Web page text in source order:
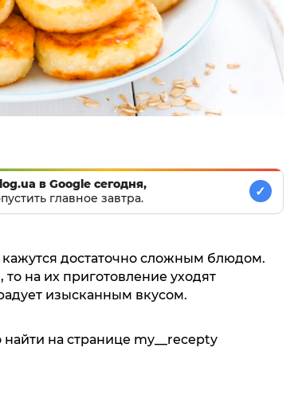
в Google сегодня,
главное завтра.
✓
достаточно сложным блюдом.
на их приготовление уходят
изысканным вкусом.
на странице my__recepty